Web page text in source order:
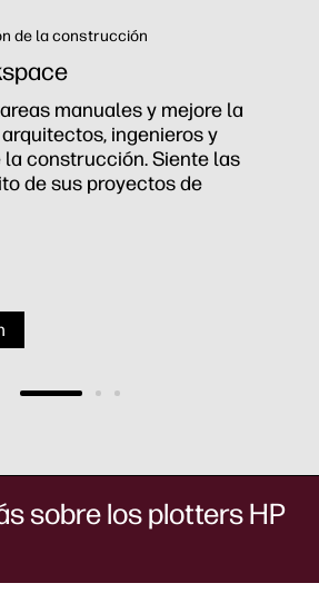
CAD con un solo clic
de borrador hasta en un 80%.
parte del trabajo de
lo que solo necesita
ajustes finales de CAD.
Escanéelos y conviértalos en
sobre los plotters HP